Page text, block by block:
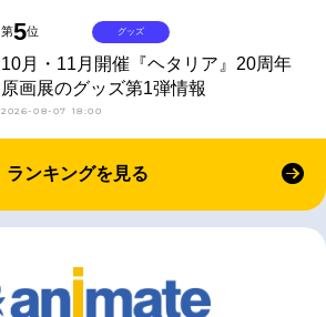
第5位
10月・11月開催『ヘタリア』20周年
原画展のグッズ第1弾情報
2026-08-07 18:00
グッズ
ランキングを見る